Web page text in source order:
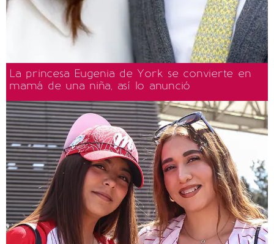
La princesa Eugenia de York se convierte en
mamá de una niña, así lo anunció